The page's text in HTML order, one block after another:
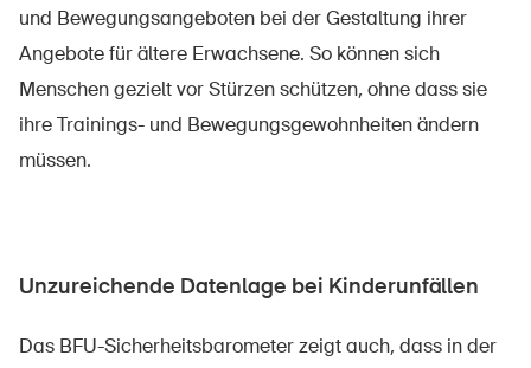
und Bewegungsangeboten bei der Gestaltung ihrer
Angebote für ältere Erwachsene. So können sich
Menschen gezielt vor Stürzen schützen, ohne dass sie
ihre Trainings- und Bewegungsgewohnheiten ändern
müssen.
Unzureichende Datenlage bei Kinderunfällen
Das BFU-Sicherheitsbarometer zeigt auch, dass in der